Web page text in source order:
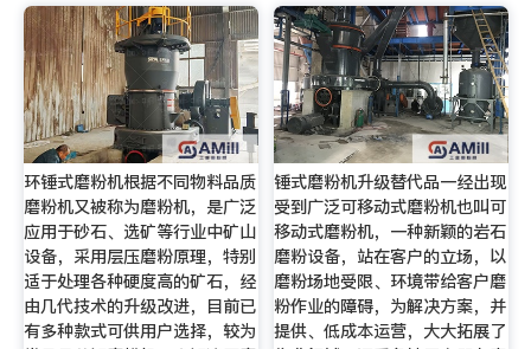
环锤式磨粉机根据不同物料品质
磨粉机又被称为磨粉机，是广泛
应用于砂石、选矿等行业中矿山
设备，采用层压磨粉原理，特别
适于处理各种硬度高的矿石，经
由几代技术的升级改进，目前已
有多种款式可供用户选择，较为
锤式磨粉机升级替代品一经出现
受到广泛可移动式磨粉机也叫可
移动式磨粉机，一种新颖的岩石
磨粉设备，站在客户的立场，以
磨粉场地受限、环境带给客户磨
粉作业的障碍，为解决方案，并
提供、低成本运营，大大拓展了